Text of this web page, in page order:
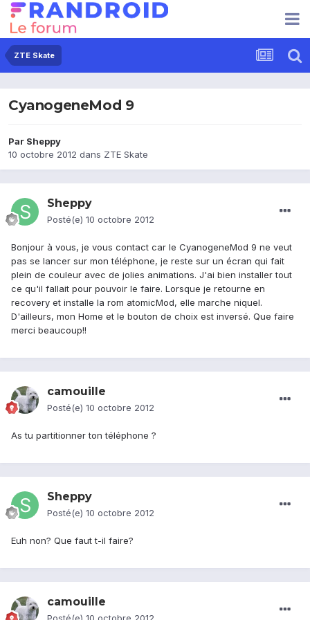
ZTE Skate
CyanogeneMod 9
Par Sheppy
10 octobre 2012 dans ZTE Skate
Sheppy
Posté(e) 10 octobre 2012
Bonjour à vous, je vous contact car le CyanogeneMod 9 ne veut
pas se lancer sur mon téléphone, je reste sur un écran qui fait
plein de couleur avec de jolies animations. J'ai bien installer tout
ce qu'il fallait pour pouvoir le faire. Lorsque je retourne en
recovery et installe la rom atomicMod, elle marche niquel.
D'ailleurs, mon Home et le bouton de choix est inversé. Que faire
merci beaucoup!!
camouille
Posté(e) 10 octobre 2012
As tu partitionner ton téléphone ?
Sheppy
Posté(e) 10 octobre 2012
Euh non? Que faut t-il faire?
camouille